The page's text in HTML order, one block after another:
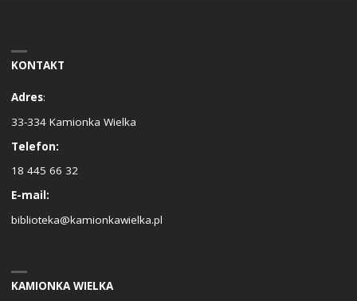
KONTAKT
Adres:
33-334 Kamionka Wielka
Telefon:
18 445 66 32
E-mail:
biblioteka@kamionkawielka.pl
KAMIONKA WIELKA